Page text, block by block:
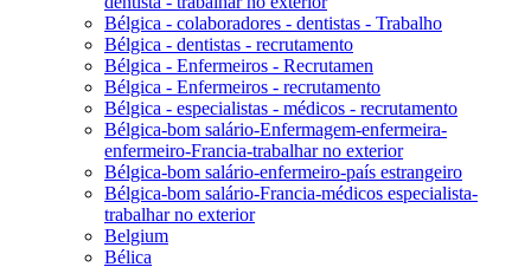
Bélgica - colaboradores - dentistas - Trabalho
Bélgica - dentistas - recrutamento
Bélgica - Enfermeiros - Recrutamen
Bélgica - Enfermeiros - recrutamento
Bélgica - especialistas - médicos - recrutamento
Bélgica-bom salário-Enfermagem-enfermeira-
enfermeiro-Francia-trabalhar no exterior
Bélgica-bom salário-enfermeiro-país estrangeiro
Bélgica-bom salário-Francia-médicos especialista-
trabalhar no exterior
Belgium
Bélica